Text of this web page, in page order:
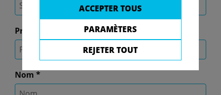
Prénom
Nom *
ACCEPTER TOUS
PARAMÈTERS
REJETER TOUT